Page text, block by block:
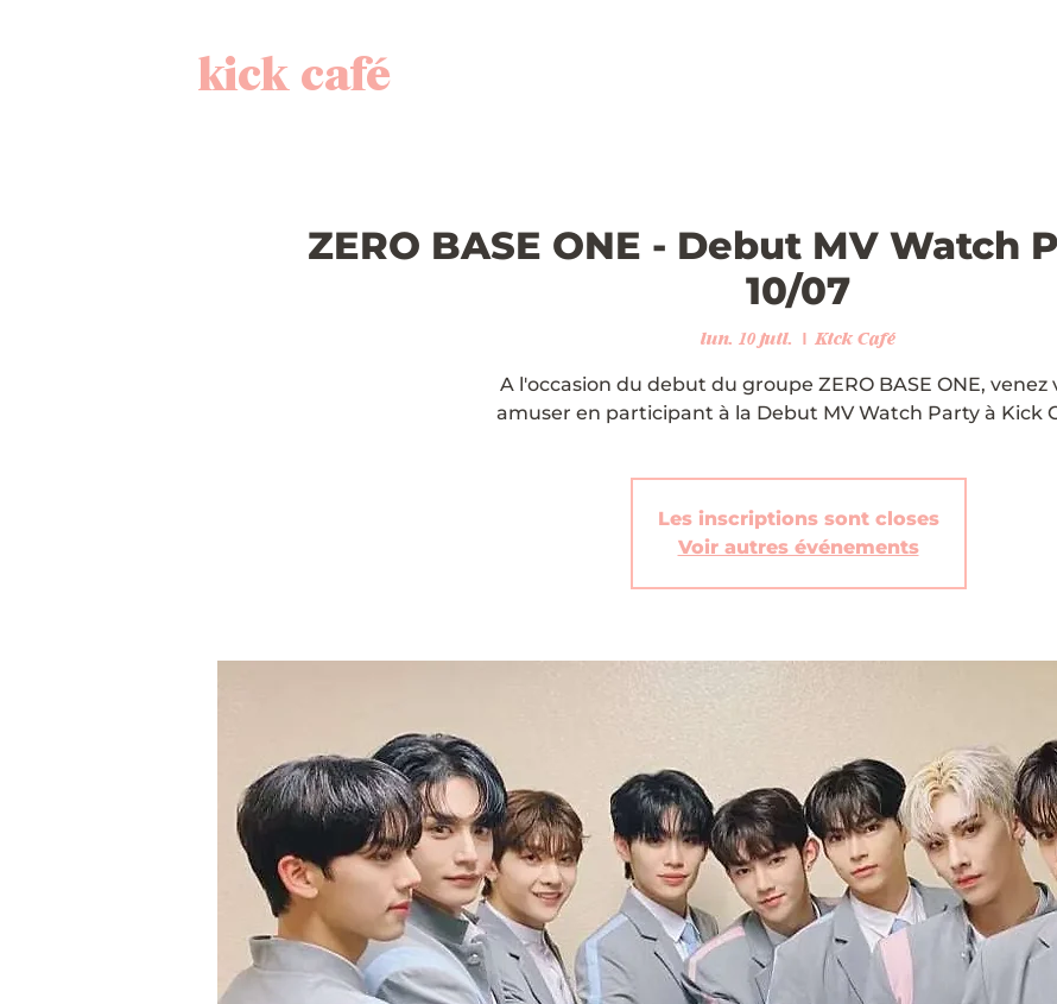
kick café
ZERO BASE ONE - Debut MV Watch
10/07
lun. 10 juil.
  |
Kick Café
A l'occasion du debut du groupe ZERO BASE ONE, venez
amuser en participant à la Debut MV Watch Party à Kick
Les inscriptions sont closes
Voir autres événements